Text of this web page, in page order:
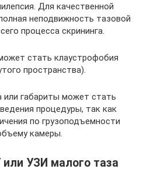
Для качественной
неподвижность тазовой
процесса скрининга.
стать клаустрофобия
пространства).
или габариты может стать
процедуры, так как
по грузоподъемности
камеры.
УЗИ малого таза